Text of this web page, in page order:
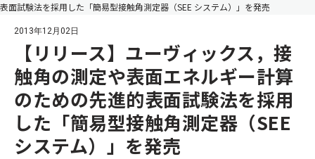
表面試験法を採用した「簡易型接触角測定器（SEE システム）」を発売
2013年12月02日
【リリース】ユーヴィックス，接
触角の測定や表面エネルギー計算
のための先進的表面試験法を採用
した「簡易型接触角測定器（SEE
システム）」を発売